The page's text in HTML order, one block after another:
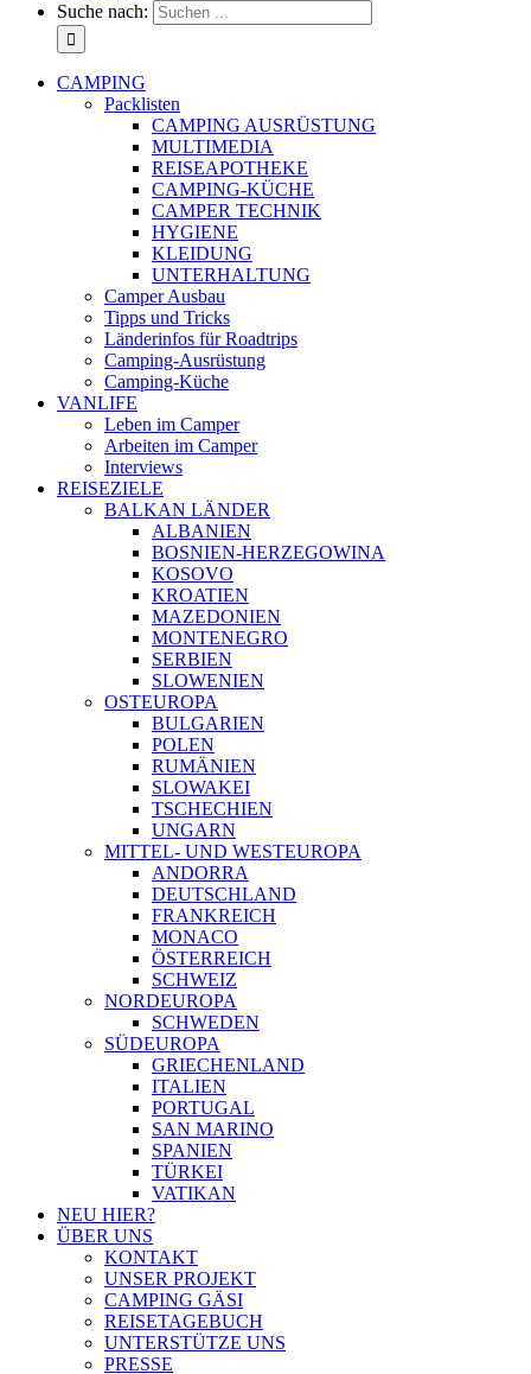
Suche nach:
CAMPING
Packlisten
CAMPING AUSRÜSTUNG
MULTIMEDIA
REISEAPOTHEKE
CAMPING-KÜCHE
CAMPER TECHNIK
HYGIENE
KLEIDUNG
UNTERHALTUNG
Camper Ausbau
Tipps und Tricks
Länderinfos für Roadtrips
Camping-Ausrüstung
Camping-Küche
VANLIFE
Leben im Camper
Arbeiten im Camper
Interviews
REISEZIELE
BALKAN LÄNDER
ALBANIEN
BOSNIEN-HERZEGOWINA
KOSOVO
KROATIEN
MAZEDONIEN
MONTENEGRO
SERBIEN
SLOWENIEN
OSTEUROPA
BULGARIEN
POLEN
RUMÄNIEN
SLOWAKEI
TSCHECHIEN
UNGARN
MITTEL- UND WESTEUROPA
ANDORRA
DEUTSCHLAND
FRANKREICH
MONACO
ÖSTERREICH
SCHWEIZ
NORDEUROPA
SCHWEDEN
SÜDEUROPA
GRIECHENLAND
ITALIEN
PORTUGAL
SAN MARINO
SPANIEN
TÜRKEI
VATIKAN
NEU HIER?
ÜBER UNS
KONTAKT
UNSER PROJEKT
CAMPING GÄSI
REISETAGEBUCH
UNTERSTÜTZE UNS
PRESSE